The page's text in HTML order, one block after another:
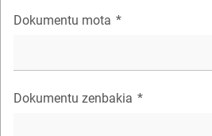
Dokumentu mota *
Dokumentu zenbakia *